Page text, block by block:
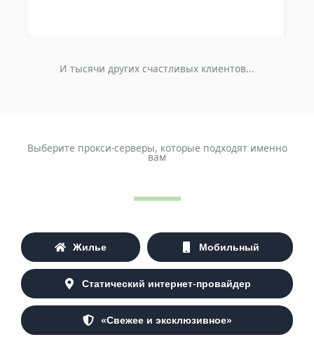
И тысячи других счастливых клиентов...
Выберите прокси-серверы, которые подходят именно
вам
Жилье Мобильный
Статический интернет-провайдер
«Свежее и эксклюзивное»